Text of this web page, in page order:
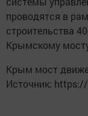
проводятся в
строительства
Крымскому
Крым мост
Источник: